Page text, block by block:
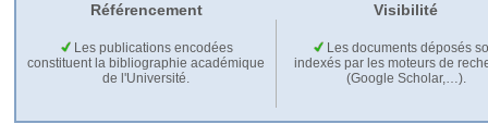
Référencement Visibilité
Les publications encodées
constituent la bibliographie académique
de l'Université.
Les documents déposés
indexés par les moteurs de
(Google Scholar,…).